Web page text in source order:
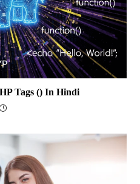
Tags () In Hindi